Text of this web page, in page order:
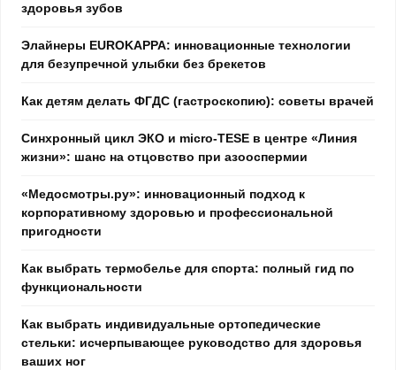
здоровья зубов
Элайнеры EUROKAPPA: инновационные технологии
для безупречной улыбки без брекетов
Как детям делать ФГДС (гастроскопию): советы врачей
Синхронный цикл ЭКО и micro-TESE в центре «Линия
жизни»: шанс на отцовство при азооспермии
«Медосмотры.ру»: инновационный подход к
корпоративному здоровью и профессиональной
пригодности
Как выбрать термобелье для спорта: полный гид по
функциональности
Как выбрать индивидуальные ортопедические
стельки: исчерпывающее руководство для здоровья
ваших ног